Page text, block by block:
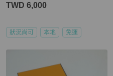
TWD 6,000
狀況尚可 本地 免運